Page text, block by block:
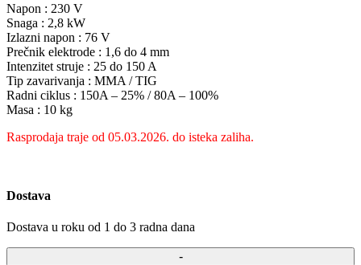
Napon : 230 V
Snaga : 2,8 kW
Izlazni napon : 76 V
Prečnik elektrode : 1,6 do 4 mm
Intenzitet struje : 25 do 150 A
Tip zavarivanja : MMA / TIG
Radni ciklus : 150A – 25% / 80A – 100%
Masa : 10 kg
Rasprodaja traje od 05.03.2026. do isteka zaliha.
Dostava
Dostava u roku od 1 do 3 radna dana